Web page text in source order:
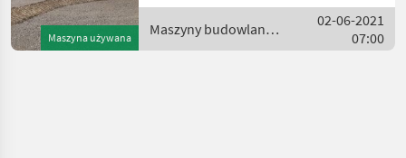
Maszyna używana
bucket machine width
3.000mm Maszyny budo
Maszyny budowlane /
JCB
02-06-2021
07:00